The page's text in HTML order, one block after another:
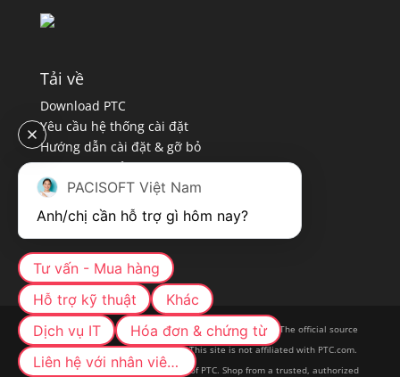
Tải về
Download PTC
Yêu cầu hệ thống cài đặt
Hướng dẫn cài đặt & gỡ bỏ
Chính sách bảo mật
Quy định sử dụng
PTC Creo and other products is a trademark of PTC Inc. The official source
of information on PTC is PTC.com. This site is not affiliated with PTC.com.
PACISOFT is an authorized Partner of PTC. Shop from a trusted, authorized
PACISOFT Việt Nam
Anh/chị cần hỗ trợ gì hôm nay?
Tư vấn - Mua hàng
Hỗ trợ kỹ thuật
Khác
Dịch vụ IT
Hóa đơn & chứng từ
Liên hệ với nhân viên cụ thể